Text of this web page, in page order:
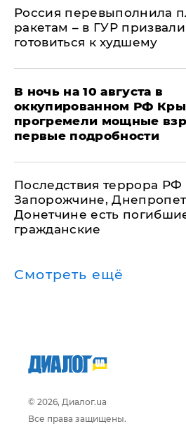
Россия перевыполнила
ракетам – в ГУР
готовиться к худшему
В ночь на 10 августа в
оккупированном РФ
прогремели мощные
первые подробности
Последствия террора РФ
Запорожчине,
Донетчине есть
гражданские
Смотреть ещё
© 2026, Диалог.ua
Все права защищены.